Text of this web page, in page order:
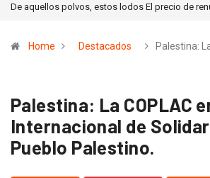
De aquellos polvos, estos lodos El precio de
Home Destacados Palestina:
Palestina: La COPLAC
Internacional de
Pueblo Palestino.